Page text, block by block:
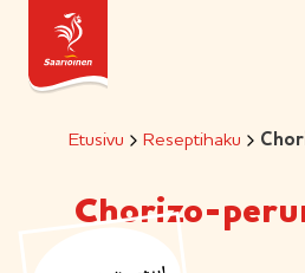
Hyppää
sisältöön
Etusivu Reseptihaku
Chorizo-